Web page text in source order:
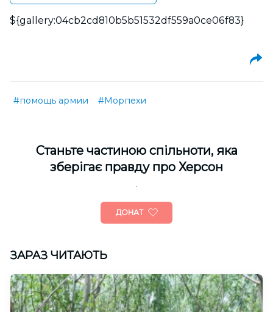
${gallery:04cb2cd810b5b51532df559a0ce06f83}
#помощь армии #Морпехи
Cтаньте частиною спільноти, яка
зберігає правду про Херсон
ДОНАТ
ЗАРАЗ ЧИТАЮТЬ